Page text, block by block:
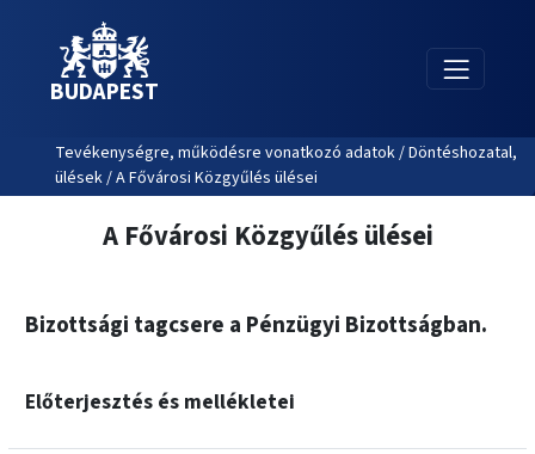
BUDAPEST
Tevékenységre, működésre vonatkozó adatok / Döntéshozatal,
ülések / A Fővárosi Közgyűlés ülései
A Fővárosi Közgyűlés ülései
Bizottsági tagcsere a Pénzügyi Bizottságban.
Előterjesztés és mellékletei